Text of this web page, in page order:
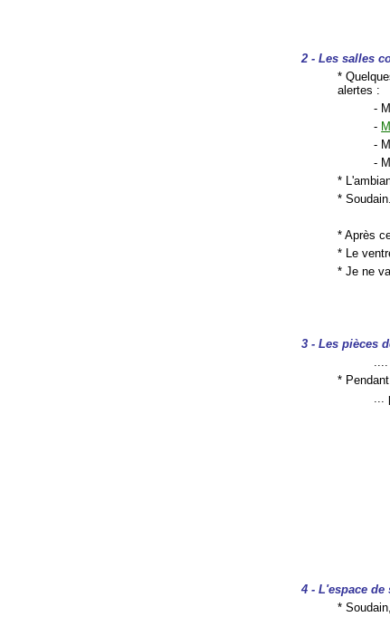
2 - Les salles
*
alertes :
-
-
-
-
*
*
* Après
* Le
* Je ne
3 - Les pièces
*
4 - L'espace de
*